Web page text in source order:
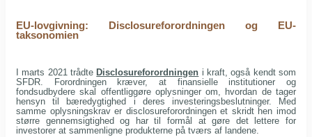
EU-lovgivning: Disclosureforordningen og EU-
taksonomien
I marts 2021 trådte Disclosureforordningen i kraft, også kendt som
SFDR. Forordningen kræver, at finansielle institutioner og
fondsudbydere skal offentliggøre oplysninger om, hvordan de tager
hensyn til bæredygtighed i deres investeringsbeslutninger. Med
samme oplysningskrav er disclosureforordningen et skridt hen imod
større gennemsigtighed og har til formål at gøre det lettere for
investorer at sammenligne produkterne på tværs af landene.